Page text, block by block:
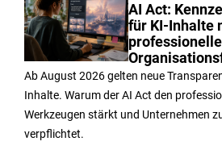
AI Act:
für KI-Inhalte
Ab August 2026 gelten neue
Inhalte. Warum der AI Act den
Werkzeugen stärkt und Unternehmen
verpflichtet.